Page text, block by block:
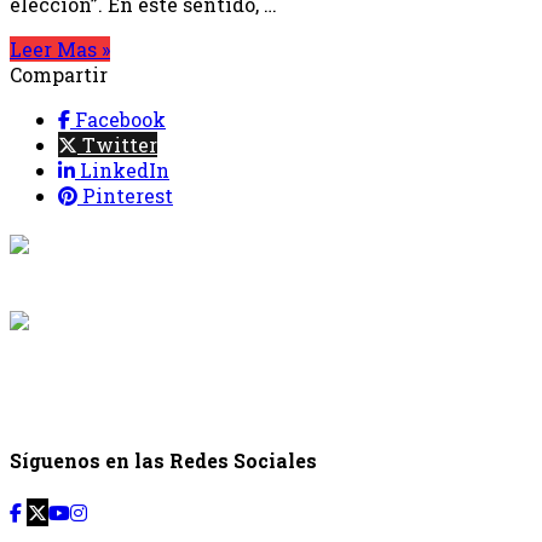
Leer Mas »
Compartir
Facebook
Twitter
LinkedIn
Pinterest
Síguenos en las Redes Sociales